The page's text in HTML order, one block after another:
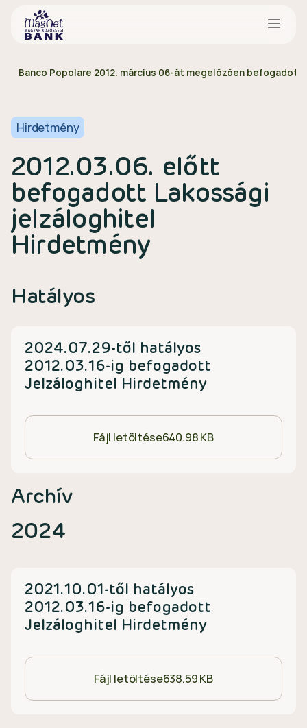
Banco Popolare 2012. március 06-át megelőzően
Hirdetmény
2012.03.06. előtt
befogadott Lakossági
jelzáloghitel
Hirdetmény
Hatályos
2024.07.29-től hatályos
2012.03.16-ig befogadott
Jelzáloghitel Hirdetmény
Fájl letöltése640.98 KB
Archív
2024
2021.10.01-től hatályos
2012.03.16-ig befogadott
Jelzáloghitel Hirdetmény
Fájl letöltése638.59 KB